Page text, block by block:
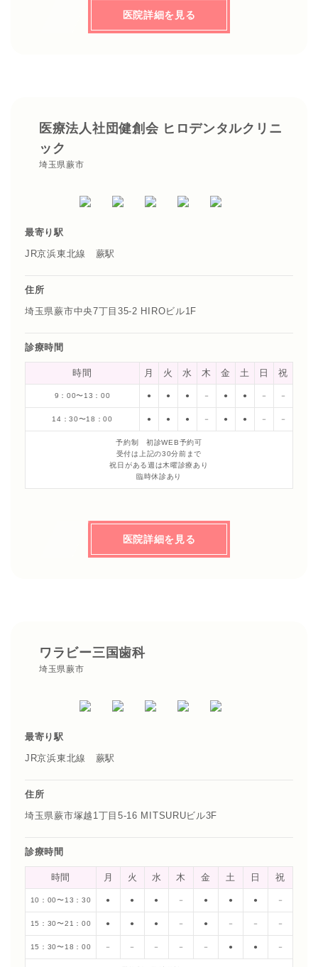
医院詳細を見る
医療法人社団健創会 ヒロデンタルクリニ
ック
埼玉県蕨市
最寄り駅
JR京浜東北線 蕨駅
住所
埼玉県蕨市中央7丁目35-2 HIROビル1F
診療時間
時間 月 火 水 木 金 土 日 祝
9：00〜13：00 ● ● ● － ● ● － －
14：30〜18：00 ● ● ● － ● ● － －
予約制 初診WEB予約可
受付は上記の30分前まで
祝日がある週は木曜診療あり
臨時休診あり
医院詳細を見る
ワラビー三国歯科
埼玉県蕨市
最寄り駅
JR京浜東北線 蕨駅
住所
埼玉県蕨市塚越1丁目5-16 MITSURUビル3F
診療時間
時間 月 火 水 木 金 土 日 祝
10：00〜13：30 ● ● ● － ● ● ● －
15：30〜21：00 ● ● ● － ● － － －
15：30〜18：00 － － － － － ● ● －